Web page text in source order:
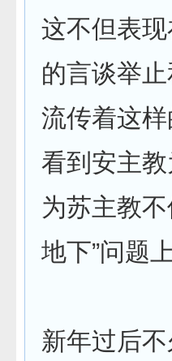
这不但表
的言谈举
流传着这
看到安主
为苏主教不
地下”问题
新年过后